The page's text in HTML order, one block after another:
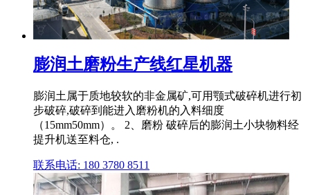
膨润土磨粉生产线红星机器
膨润土属于质地较软的非金属矿,可用颚式破碎机进行初
步破碎,破碎到能进入磨粉机的入料细度
（15mm50mm）。 2、磨粉 破碎后的膨润土小块物料经
提升机送至料仓, .
联系电话: 180 3780 8511